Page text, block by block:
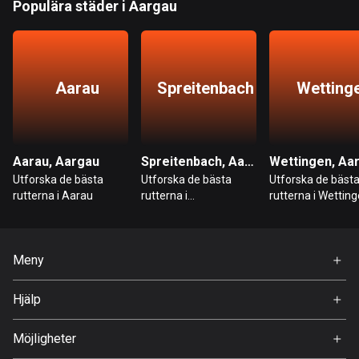
Bahrain
17 rutter
409 rutter
Belarus
141 rutter
Belize
Bhutan
3 rutter
Populära städer i Aargau
Aarau
Aarau, Aargau
Utforska de bästa
rutterna i Aarau
Spreitenbach
Spreitenbach, Aargau
Utforska de bästa
rutterna i
Wettingen,
Utforska de bästa
rutterna i
Meny
Hem
Premium
Om Oss
Hjälp
FAQ
Möjligheter